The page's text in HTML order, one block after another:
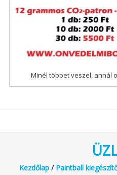
Minél többet veszel, annál
Kezdőlap / Paintball